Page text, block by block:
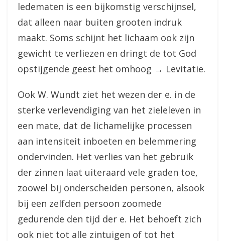
ledematen is een bijkomstig verschijnsel,
dat alleen naar buiten grooten indruk
maakt. Soms schijnt het lichaam ook zijn
gewicht te verliezen en dringt de tot God
opstijgende geest het omhoog → Levitatie.
Ook W. Wundt ziet het wezen der e. in de
sterke verlevendiging van het zieleleven in
een mate, dat de lichamelijke processen
aan intensiteit inboeten en belemmering
ondervinden. Het verlies van het gebruik
der zinnen laat uiteraard vele graden toe,
zoowel bij onderscheiden personen, alsook
bij een zelfden persoon zoomede
gedurende den tijd der e. Het behoeft zich
ook niet tot alle zintuigen of tot het